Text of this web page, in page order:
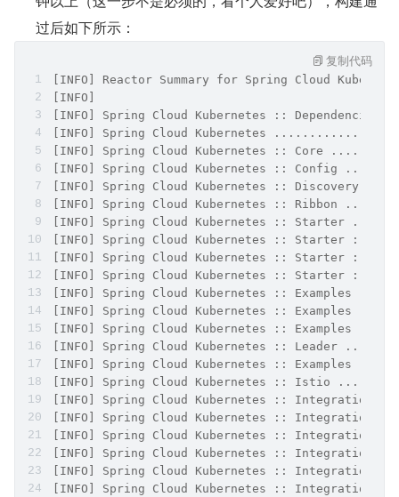
过后如下所示：
[INFO] Reactor Summary for Spring Cloud
[INFO]
[INFO] Spring Cloud Kubernetes ::
[INFO] Spring Cloud Kubernetes
[INFO] Spring Cloud Kubernetes :: Core
[INFO] Spring Cloud Kubernetes :: Config
[INFO] Spring Cloud Kubernetes :: Discovery
[INFO] Spring Cloud Kubernetes :: Ribbon
[INFO] Spring Cloud Kubernetes :: Starter
[INFO] Spring Cloud Kubernetes :: Starter ::
[INFO] Spring Cloud Kubernetes :: Starter ::
[INFO] Spring Cloud Kubernetes :: Starter ::
[INFO] Spring Cloud Kubernetes :: Examples
[INFO] Spring Cloud Kubernetes :: Examples ::
[INFO] Spring Cloud Kubernetes :: Examples ::
[INFO] Spring Cloud Kubernetes :: Leader
[INFO] Spring Cloud Kubernetes :: Examples ::
[INFO] Spring Cloud Kubernetes :: Istio
[INFO] Spring Cloud Kubernetes :: Integration
[INFO] Spring Cloud Kubernetes :: Integration
[INFO] Spring Cloud Kubernetes :: Integration
[INFO] Spring Cloud Kubernetes :: Integration
[INFO] Spring Cloud Kubernetes :: Integration
[INFO] Spring Cloud Kubernetes :: Integration
复制代码